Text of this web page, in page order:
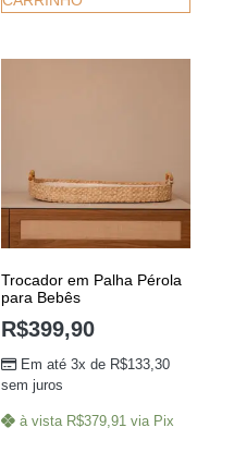
Trocador em Palha Pérola
para Bebês
R$399,90
Em até 3x de R$133,30
sem juros
à vista R$379,91 via Pix